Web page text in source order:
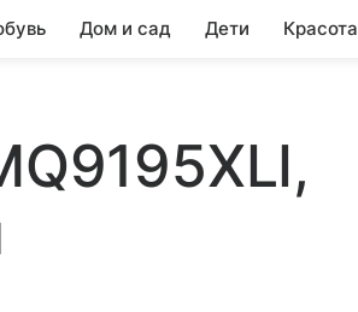
Дом и сад Дети Красота